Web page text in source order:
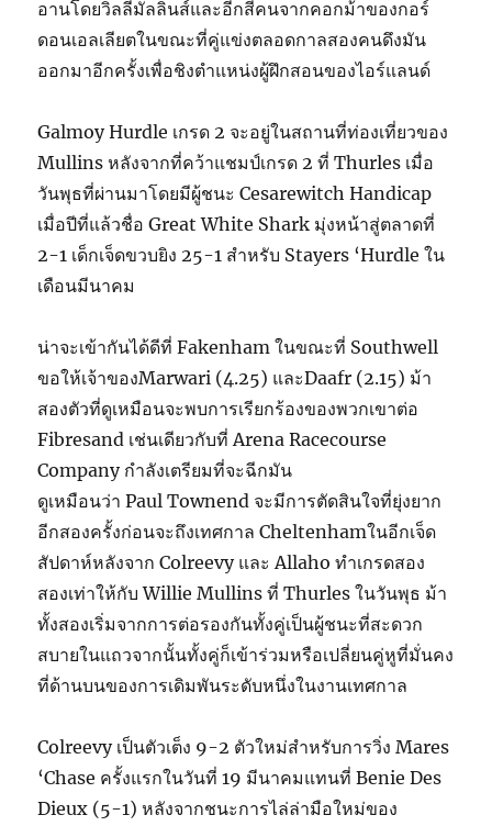
อานโดยวิลลีมัลลินส์และอีกสี่คนจากคอกม้าของกอร์
ดอนเอลเลียตในขณะที่คู่แข่งตลอดกาลสองคนดึงมัน
ออกมาอีกครั้งเพื่อชิงตำแหน่งผู้ฝึกสอนของไอร์แลนด์
Galmoy Hurdle เกรด 2 จะอยู่ในสถานที่ท่องเที่ยวของ
Mullins หลังจากที่คว้าแชมป์เกรด 2 ที่ Thurles เมื่อ
วันพุธที่ผ่านมาโดยมีผู้ชนะ Cesarewitch Handicap
เมื่อปีที่แล้วชื่อ Great White Shark มุ่งหน้าสู่ตลาดที่
2-1 เด็กเจ็ดขวบยิง 25-1 สำหรับ Stayers ‘Hurdle ใน
เดือนมีนาคม
น่าจะเข้ากันได้ดีที่ Fakenham ในขณะที่ Southwell
ขอให้เจ้าของMarwari (4.25) และDaafr (2.15) ม้า
สองตัวที่ดูเหมือนจะพบการเรียกร้องของพวกเขาต่อ
Fibresand เช่นเดียวกับที่ Arena Racecourse
Company กำลังเตรียมที่จะฉีกมัน
ดูเหมือนว่า Paul Townend จะมีการตัดสินใจที่ยุ่งยาก
อีกสองครั้งก่อนจะถึงเทศกาล Cheltenhamในอีกเจ็ด
สัปดาห์หลังจาก Colreevy และ Allaho ทำเกรดสอง
สองเท่าให้กับ Willie Mullins ที่ Thurles ในวันพุธ ม้า
ทั้งสองเริ่มจากการต่อรองกันทั้งคู่เป็นผู้ชนะที่สะดวก
สบายในแถวจากนั้นทั้งคู่ก็เข้าร่วมหรือเปลี่ยนคู่หูที่มั่นคง
ที่ด้านบนของการเดิมพันระดับหนึ่งในงานเทศกาล
Colreevy เป็นตัวเต็ง 9-2 ตัวใหม่สำหรับการวิ่ง Mares
‘Chase ครั้งแรกในวันที่ 19 มีนาคมแทนที่ Benie Des
Dieux (5-1) หลังจากชนะการไล่ล่ามือใหม่ของ